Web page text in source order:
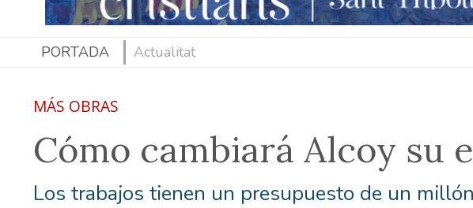
PORTADA Actualitat
MÁS OBRAS
Cómo cambiará Alcoy su
Los trabajos tienen un presupuesto de un